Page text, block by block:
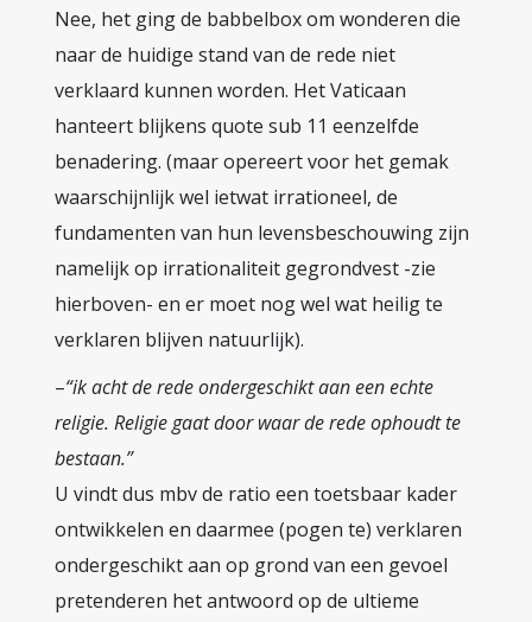
Nee, het ging de babbelbox om wonderen die
naar de huidige stand van de rede niet
verklaard kunnen worden. Het Vaticaan
hanteert blijkens quote sub 11 eenzelfde
benadering. (maar opereert voor het gemak
waarschijnlijk wel ietwat irrationeel, de
fundamenten van hun levensbeschouwing zijn
namelijk op irrationaliteit gegrondvest -zie
hierboven- en er moet nog wel wat heilig te
verklaren blijven natuurlijk).
–“ik acht de rede ondergeschikt aan een echte
religie. Religie gaat door waar de rede ophoudt te
bestaan.”
U vindt dus mbv de ratio een toetsbaar kader
ontwikkelen en daarmee (pogen te) verklaren
ondergeschikt aan op grond van een gevoel
pretenderen het antwoord op de ultieme